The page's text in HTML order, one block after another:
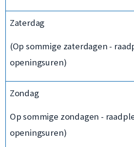
Zaterdag
(Op sommige zaterdagen -
openingsuren)
Zondag
Op sommige zondagen -
openingsuren)